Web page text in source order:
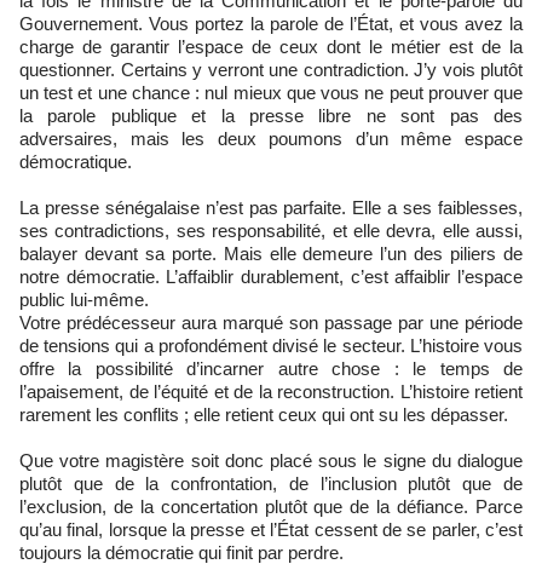
Gouvernement. Vous portez la parole de l’État, et vous avez la
charge de garantir l’espace de ceux dont le métier est de la
questionner. Certains y verront une contradiction. J’y vois plutôt
un test et une chance : nul mieux que vous ne peut prouver que
la parole publique et la presse libre ne sont pas des
adversaires, mais les deux poumons d’un même espace
démocratique.
La presse sénégalaise n’est pas parfaite. Elle a ses faiblesses,
ses contradictions, ses responsabilité, et elle devra, elle aussi,
balayer devant sa porte. Mais elle demeure l’un des piliers de
notre démocratie. L’affaiblir durablement, c’est affaiblir l’espace
public lui-même.
Votre prédécesseur aura marqué son passage par une période
de tensions qui a profondément divisé le secteur. L’histoire vous
offre la possibilité d’incarner autre chose : le temps de
l’apaisement, de l’équité et de la reconstruction. L’histoire retient
rarement les conflits ; elle retient ceux qui ont su les dépasser.
Que votre magistère soit donc placé sous le signe du dialogue
plutôt que de la confrontation, de l’inclusion plutôt que de
l’exclusion, de la concertation plutôt que de la défiance. Parce
qu’au final, lorsque la presse et l’État cessent de se parler, c’est
toujours la démocratie qui finit par perdre.